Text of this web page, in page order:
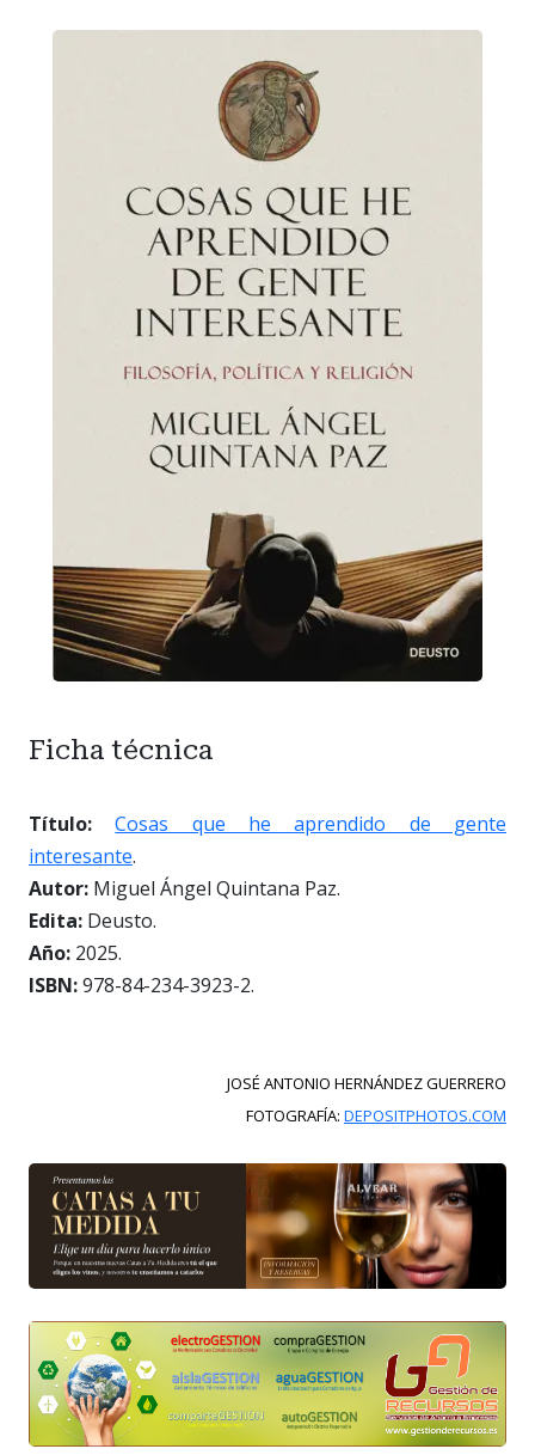
Ficha técnica
Título:
Cosas que he aprendido de gente
interesante.
Autor: Miguel Ángel Quintana Paz.
Edita: Deusto.
Año: 2025.
ISBN:978-84-234-3923-2.
JOSÉ ANTONIO HERNÁNDEZ GUERRERO
FOTOGRAFÍA: DEPOSITPHOTOS.COM